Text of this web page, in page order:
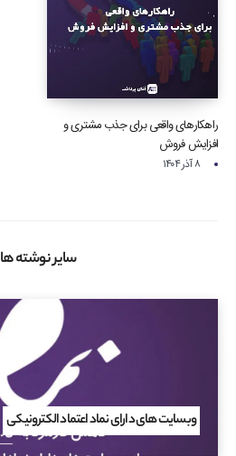
راهکارهای واقعی برای جذب مشتری و
افزایش فروش
۸ آذر ۱۴۰۴
سایر نوشته ها
وبسایت های دارای نماد اعتماد الکترونیکی